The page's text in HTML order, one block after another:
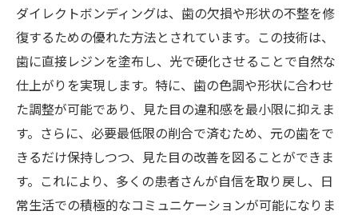
笑顔を保つために必要な日常ケア
ダイレクトボンディングがもたらす生活の
質の向上
歯科医療の進化に貢献する技術
笑顔を支えるダイレクトボンディングの効
果
生活の中での自然な笑顔を実現
必要最低限の削合で叶える理想の笑顔
ダイレクトボンディングは、歯の欠損や形状の不整を修
復するための優れた方法とされています。この技術は、
歯に直接レジンを塗布し、光で硬化させることで自然な
仕上がりを実現します。特に、歯の色調や形状に合わせ
た調整が可能であり、見た目の違和感を最小限に抑えま
す。さらに、必要最低限の削合で済むため、元の歯をで
きるだけ保持しつつ、見た目の改善を図ることができま
す。これにより、多くの患者さんが自信を取り戻し、日
常生活での積極的なコミュニケーションが可能になりま